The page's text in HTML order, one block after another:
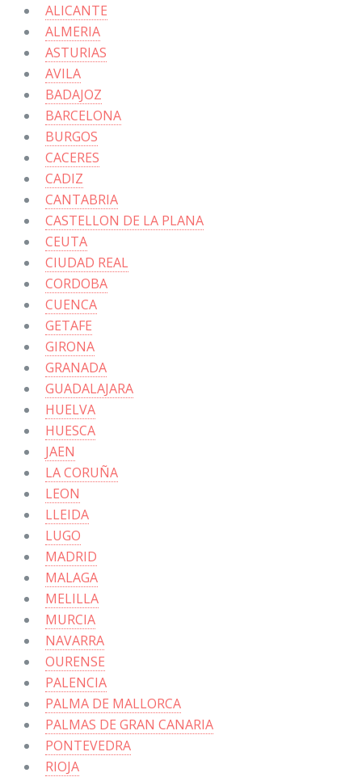
ALICANTE
ALMERIA
ASTURIAS
AVILA
BADAJOZ
BARCELONA
BURGOS
CACERES
CADIZ
CANTABRIA
CASTELLON DE LA PLANA
CEUTA
CIUDAD REAL
CORDOBA
CUENCA
GETAFE
GIRONA
GRANADA
GUADALAJARA
HUELVA
HUESCA
JAEN
LA CORUÑA
LEON
LLEIDA
LUGO
MADRID
MALAGA
MELILLA
MURCIA
NAVARRA
OURENSE
PALENCIA
PALMA DE MALLORCA
PALMAS DE GRAN CANARIA
PONTEVEDRA
RIOJA